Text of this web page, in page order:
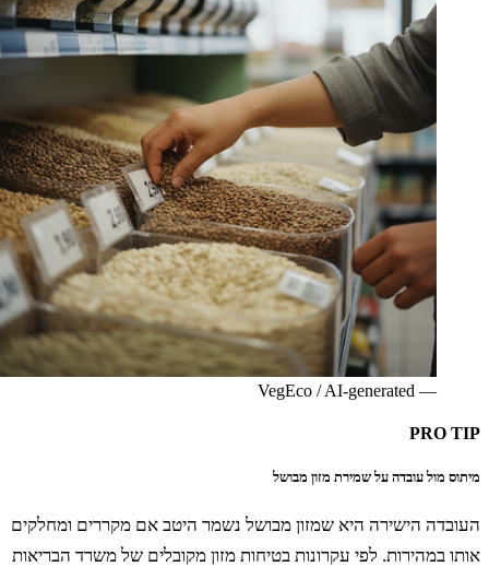
VegEco / AI-generated
PRO
מול עובדה על שמירת מזון מבושל
הישירה היא שמזון מבושל נשמר היטב אם מקררים ומחלקים
במהירות. לפי עקרונות בטיחות מזון מקובלים של משרד הבריאות